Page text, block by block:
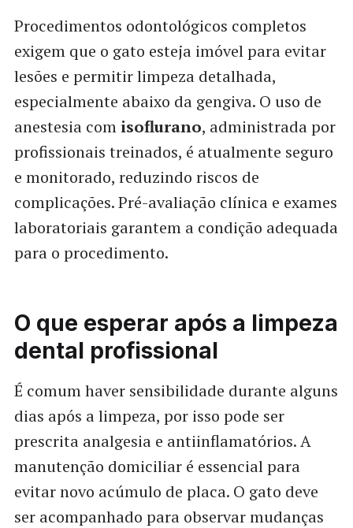
Procedimentos odontológicos completos
exigem que o gato esteja imóvel para evitar
lesões e permitir limpeza detalhada,
especialmente abaixo da gengiva. O uso de
anestesia com isoflurano, administrada por
profissionais treinados, é atualmente seguro
e monitorado, reduzindo riscos de
complicações. Pré-avaliação clínica e exames
laboratoriais garantem a condição adequada
para o procedimento.
O que esperar após a limpeza
dental profissional
É comum haver sensibilidade durante alguns
dias após a limpeza, por isso pode ser
prescrita analgesia e antiinflamatórios. A
manutenção domiciliar é essencial para
evitar novo acúmulo de placa. O gato deve
ser acompanhado para observar mudanças